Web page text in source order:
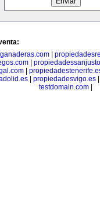
|
|
|
propiedadesvigo.es
testdomain.com